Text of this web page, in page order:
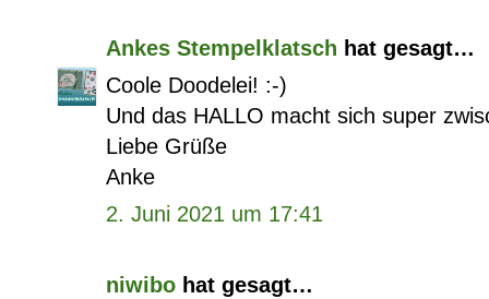
Ankes Stempelklatsch hat gesagt…
Coole Doodelei! :-)
Und das HALLO macht sich super
Liebe Grüße
Anke
2. Juni 2021 um 17:41
niwibo hat gesagt…